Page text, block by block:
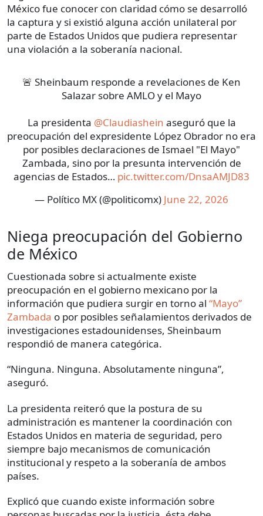
México fue conocer con claridad cómo se desarrolló
la captura y si existió alguna acción unilateral por
parte de Estados Unidos que pudiera representar
una violación a la soberanía nacional.
🚨 Sheinbaum responde a revelaciones de Ken
Salazar sobre AMLO y el Mayo
La presidenta @Claudiashein aseguró que la
preocupación del expresidente López Obrador no era
por posibles declaraciones de Ismael "El Mayo"
Zambada, sino por la presunta intervención de
agencias de Estados… pic.twitter.com/DnsaAMJD83
— Político MX (@politicomx) June 22, 2026
Niega preocupación del Gobierno
de México
Cuestionada sobre si actualmente existe
preocupación en el gobierno mexicano por la
información que pudiera surgir en torno al “Mayo”
Zambada o por posibles señalamientos derivados de
investigaciones estadounidenses, Sheinbaum
respondió de manera categórica.
“Ninguna. Ninguna. Absolutamente ninguna”,
aseguró.
La presidenta reiteró que la postura de su
administración es mantener la coordinación con
Estados Unidos en materia de seguridad, pero
siempre bajo mecanismos de comunicación
institucional y respeto a la soberanía de ambos
países.
Explicó que cuando existe información sobre